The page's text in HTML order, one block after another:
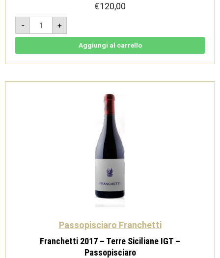
€120,00
-
Franchetti
2022
-
Terre
Passopisciaro
+
Aggiungi al carrello
Passopisciaro Franchetti
Franchetti 2017 – Terre Siciliane IGT –
Passopisciaro